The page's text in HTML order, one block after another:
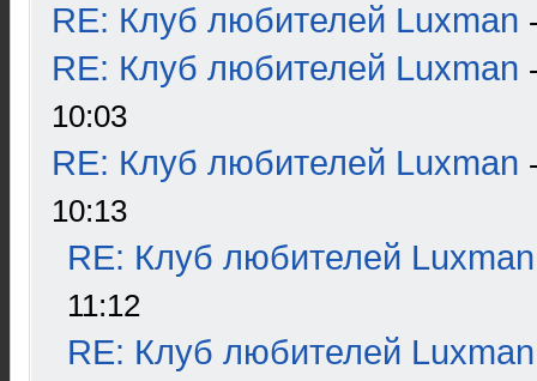
RE: Клуб любителей Luxman
RE: Клуб любителей Luxman
10:03
RE: Клуб любителей Luxman
10:13
RE: Клуб любителей Luxman
11:12
RE: Клуб любителей Luxman